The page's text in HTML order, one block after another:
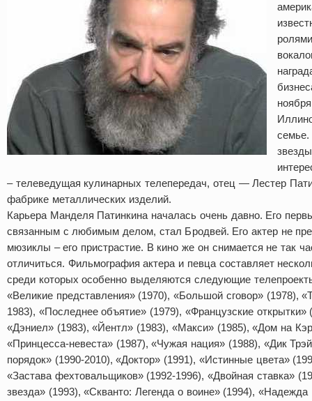
– телеведущая кулинарных телепередач, отец — Лестер
фабрике металлических изделий.
Карьера Манделя Патинкина началась очень давно. Его
связанным с любимым делом, стал Бродвей. Его актер не
мюзиклы – его пристрастие. В кино же он снимается не так
отличиться. Фильмография актера и певца составляет
среди которых особенно выделяются следующие
«Великие представления» (1970), «Большой сговор» (1978),
1983), «Последнее объятие» (1979), «Французские открытки»
«Дэниел» (1983), «Йентл» (1983), «Макси» (1985), «Дом на
«Принцесса-невеста» (1987), «Чужая нация» (1988), «Дик
порядок» (1990-2010), «Доктор» (1991), «Истинные цвета»
«Застава фехтовальщиков» (1992-1996), «Двойная ставка»
звезда» (1993), «Скванто: Легенда о воине» (1994), «Надежда